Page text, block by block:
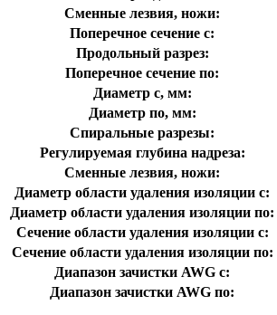
Сменные лезвия, ножи:
Поперечное сечение с:
Продольный разрез:
Поперечное сечение по:
Диаметр с, мм:
Диаметр по, мм:
Спиральные разрезы:
Регулируемая глубина надреза:
Сменные лезвия, ножи:
Диаметр области удаления изоляции с:
Диаметр области удаления изоляции по:
Сечение области удаления изоляции с:
Сечение области удаления изоляции по:
Диапазон зачистки AWG с:
Диапазон зачистки AWG по: